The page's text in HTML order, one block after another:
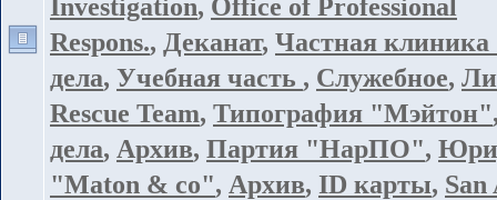
Investigation, Office of Professional
Respons., Деканат, Частная
дела, Учебная часть , Служебное,
Rescue Team, Типография "Мэйтон"
дела, Архив, Партия "НарПО",
"Maton & co", Архив, ID карты, San